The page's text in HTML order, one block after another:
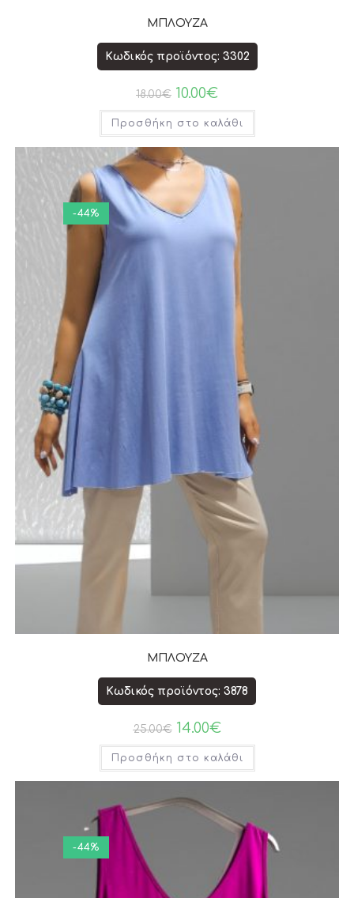
ΜΠΛΟΥΖΑ
Κωδικός προϊόντος: 3302
18.00€ 10.00€
Προσθήκη στο καλάθι
-44%
ΜΠΛΟΥΖΑ
Κωδικός προϊόντος: 3878
25.00€ 14.00€
Προσθήκη στο καλάθι
-44%